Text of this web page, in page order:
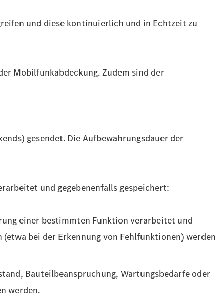
und diese kontinuierlich und in Echtzeit zu
Mobilfunkabdeckung. Zudem sind der
gesendet. Die Aufbewahrungsdauer der
und gegebenenfalls gespeichert:
einer bestimmten Funktion verarbeitet und
bei der Erkennung von Fehlfunktionen) werden
Bauteilbeanspruchung, Wartungsbedarfe oder
werden.